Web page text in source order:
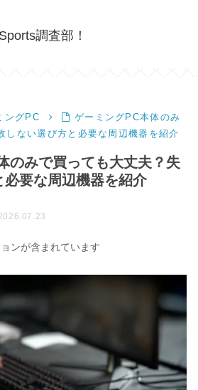
調査部！
ングPC
ゲーミングPC本体のみ
しない選び方と必要な周辺機器を紹介
のみで買っても大丈夫？失
必要な周辺機器を紹介
ンが含まれています